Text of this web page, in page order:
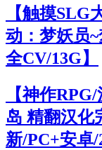
【触摸SLG
动：梦妖员
全CV/13G】
【神作
岛 精翻汉化
新/PC+安卓/